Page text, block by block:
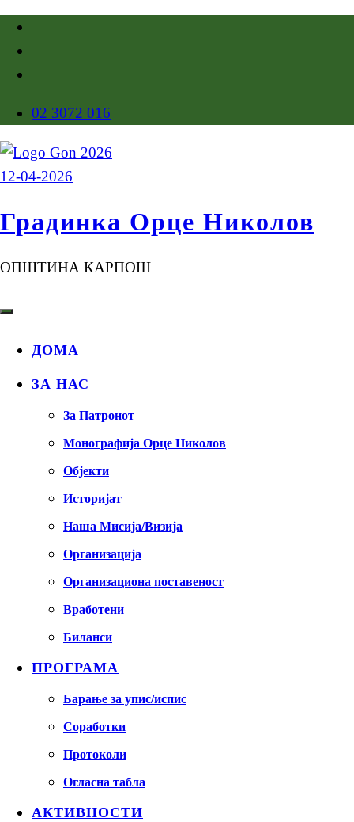
02 3072 016
Градинка Орце Николов
ОПШТИНА КАРПОШ
ДОМА
ЗА НАС
За Патронот
Монографија Орце Николов
Објекти
Историјат
Наша Мисија/Визија
Организација
Организациона поставеност
Вработени
Биланси
ПРОГРАМА
Барање за упис/испис
Соработки
Протоколи
Огласна табла
АКТИВНОСТИ